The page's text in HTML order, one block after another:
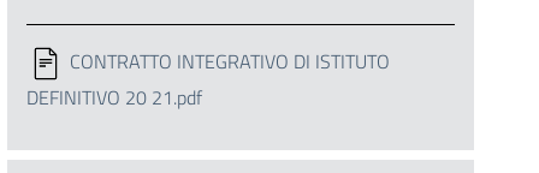
CONTRATTO INTEGRATIVO DI ISTITUTO
DEFINITIVO 20 21.pdf